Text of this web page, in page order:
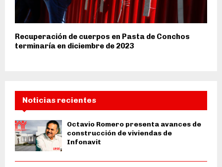
Recuperación de cuerpos en Pasta de Conchos
terminaría en diciembre de 2023
Noticias recientes
Octavio Romero presenta avances de
construcción de viviendas de
Infonavit